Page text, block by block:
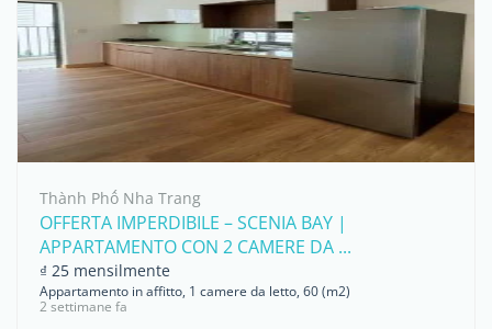
Thành Phố Nha Trang
OFFERTA IMPERDIBILE – SCENIA BAY |
APPARTAMENTO CON 2 CAMERE DA ...
₫ 25 mensilmente
Appartamento in affitto, 1 camere da letto, 60 (m2)
2 settimane fa